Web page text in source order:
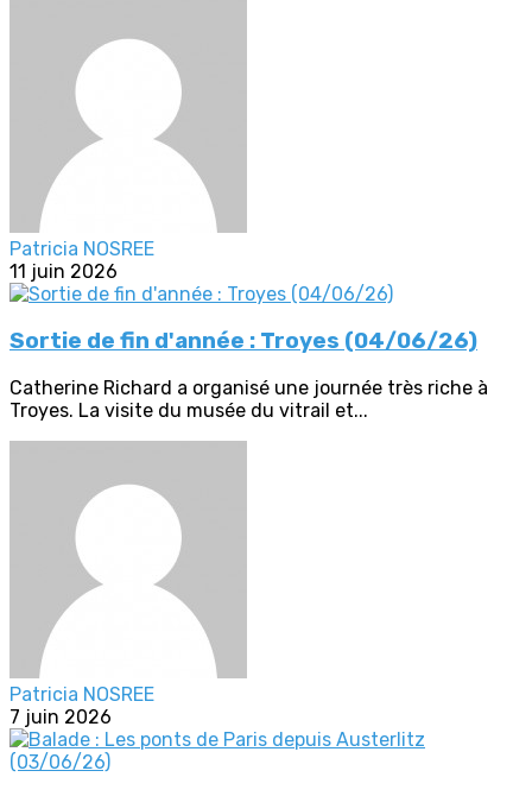
Patricia NOSREE
11 juin 2026
Sortie de fin d'année : Troyes (04/06/26)
Catherine Richard a organisé une journée très riche à
Troyes. La visite du musée du vitrail et...
Patricia NOSREE
7 juin 2026